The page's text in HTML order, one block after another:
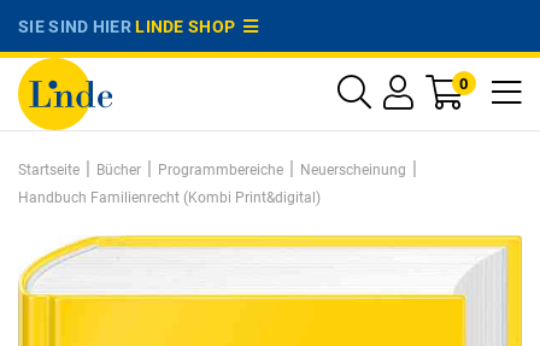
SIE SIND HIERLINDE SHOP
0
Startseite | Bücher | Programmbereiche | Neuerscheinung |
Handbuch Familienrecht (Kombi Print&digital)